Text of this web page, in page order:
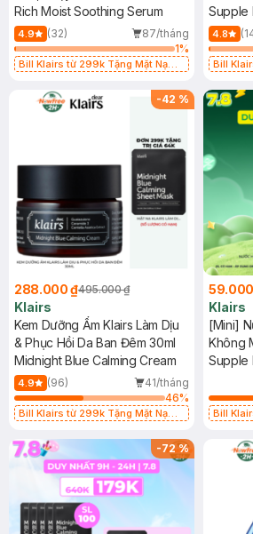
Rich Moist Soothing Serum
4.9 (32)
87/tháng
1%
Bill Klairs từ 299k Tặng Mặt Nạ
25ml (SL Có Hạn)
Supple
Toner
4.8
Bill
-42 %
288.000 ₫495.000 ₫
Klairs
Kem Dưỡng Ẩm Klairs Làm Dịu
& Phục Hồi Da Ban Đêm 30ml
Midnight Blue Calming Cream
4.9 (96)
41/tháng
46%
Bill Klairs từ 299k Tặng Mặt Nạ
25ml (SL Có Hạn)
Klairs
[Mini]
Không
30ml
Supple
Bill
-72%